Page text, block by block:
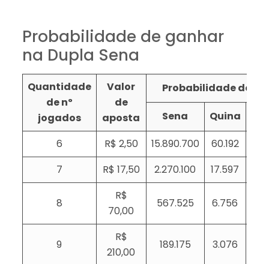
Probabilidade de ganhar
na Dupla Sena
Quantidade
de nº
jogados
Valor
de
aposta
Probabilidade de
Sena Quina
6
R$ 2,50 15.890.700 60.192
7
R$ 17,50 2.270.100 17.597
8
R$
70,00
567.525 6.756
9
R$
210,00
189.175 3.076